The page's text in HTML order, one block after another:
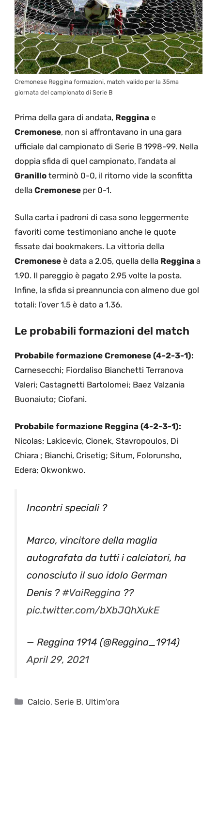
Cremonese Reggina formazioni, match valido per la 35ma
giornata del campionato di Serie B
Prima della gara di andata, Reggina e
Cremonese, non si affrontavano in una gara
ufficiale dal campionato di Serie B 1998-99. Nella
doppia sfida di quel campionato, l’andata al
Granillo terminò 0-0, il ritorno vide la sconfitta
della Cremonese per 0-1.
Sulla carta i padroni di casa sono leggermente
favoriti come testimoniano anche le quote
fissate dai bookmakers. La vittoria della
Cremonese è data a 2.05, quella della Reggina a
1.90. Il pareggio è pagato 2.95 volte la posta.
Infine, la sfida si preannuncia con almeno due gol
totali: l’over 1.5 è dato a 1.36.
Le probabili formazioni del match
Probabile formazione Cremonese (4-2-3-1):
Carnesecchi; Fiordaliso Bianchetti Terranova
Valeri; Castagnetti Bartolomei; Baez Valzania
Buonaiuto; Ciofani.
Probabile formazione Reggina (4-2-3-1):
Nicolas; Lakicevic, Cionek, Stavropoulos, Di
Chiara ; Bianchi, Crisetig; Situm, Folorunsho,
Edera; Okwonkwo.
Incontri speciali ?
Marco, vincitore della maglia
autografata da tutti i calciatori, ha
conosciuto il suo idolo German
Denis ? #VaiReggina ??
pic.twitter.com/bXbJQhXukE
— Reggina 1914 (@Reggina_1914)
April 29, 2021
Categorie
Calcio,Serie B, Ultim'ora